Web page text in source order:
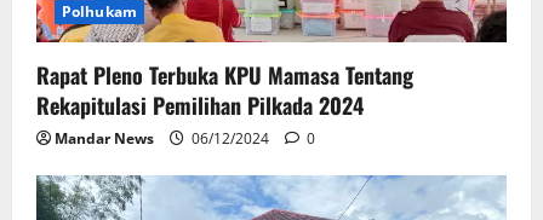
Polhukam
Rapat Pleno Terbuka KPU Mamasa Tentang
Rekapitulasi Pemilihan Pilkada 2024
Mandar News 06/12/2024 0